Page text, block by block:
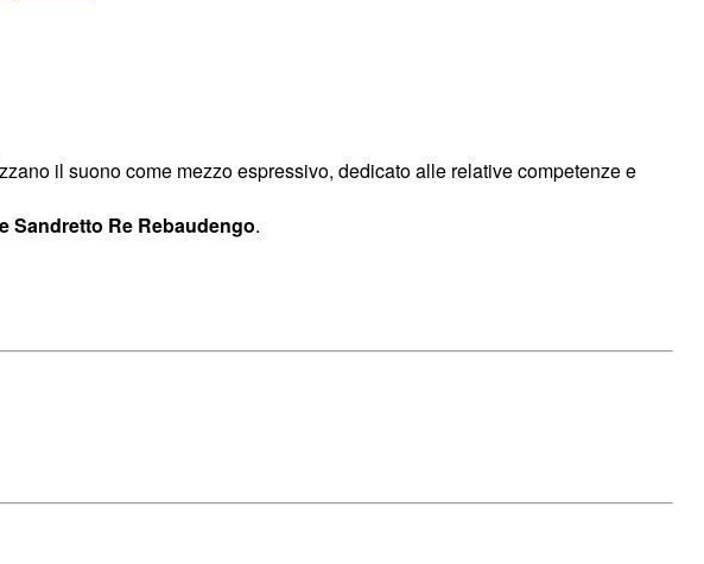
il suono come mezzo espressivo, dedicato alle relative competenze e
Sandretto Re Rebaudengo.